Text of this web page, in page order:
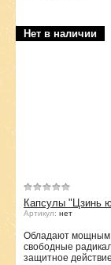
Нет в наличии
Капсулы "Цзинь
Артикул: нет
Обладают мощным
свободные
защитное